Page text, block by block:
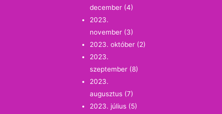
december (4)
2023.
november (3)
2023. október (2)
2023.
szeptember (8)
2023.
augusztus (7)
2023. július (5)